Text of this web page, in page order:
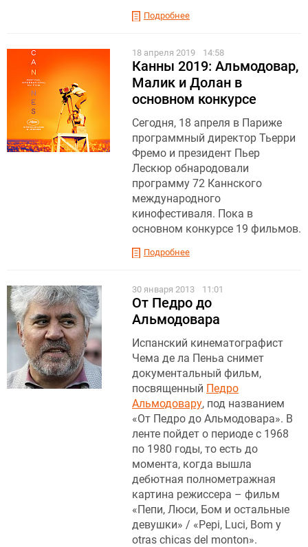
Подробнее
18 апреля 2019 14:58
Канны 2019: Альмодовар,
Малик и Долан в
основном конкурсе
Сегодня, 18 апреля в Париже
программный директор Тьерри
Фремо и президент Пьер
Лескюр обнародовали
программу 72 Каннского
международного
кинофестиваля. Пока в
основном конкурсе 19 фильмов.
Подробнее
30 января 2013 11:01
От Педро до
Альмодовара
Испанский кинематографист
Чема де ла Пеньа снимет
документальный фильм,
посвященный Педро
Альмодовару, под названием
«От Педро до Альмодовара». В
ленте пойдет о периоде с 1968
по 1980 годы, то есть до
момента, когда вышла
дебютная полнометражная
картина режиссера – фильм
«Пепи, Люси, Бом и остальные
девушки» / «Pepi, Luci, Bom y
otras chicas del monton».